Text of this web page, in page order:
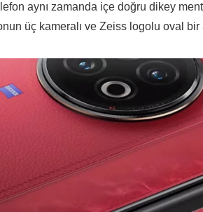
aynı zamanda içe doğru dikey
üç kameralı ve Zeiss logolu oval